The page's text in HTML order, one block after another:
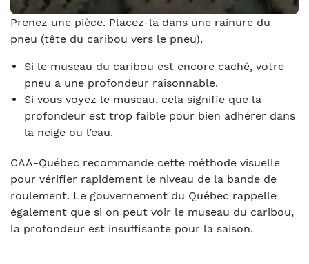
Prenez une pièce. Placez-la dans une rainure du
pneu (tête du caribou vers le pneu).
Si le museau du caribou est encore caché, votre
pneu a une profondeur raisonnable.
Si vous voyez le museau, cela signifie que la
profondeur est trop faible pour bien adhérer dans
la neige ou l’eau.
CAA-Québec recommande cette méthode visuelle
pour vérifier rapidement le niveau de la bande de
roulement. Le gouvernement du Québec rappelle
également que si on peut voir le museau du caribou,
la profondeur est insuffisante pour la saison.